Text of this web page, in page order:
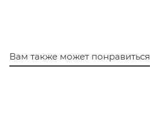
Вам также может понравиться